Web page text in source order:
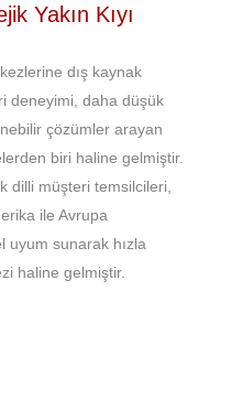
Yakın Kıyı
dış kaynak
deneyimi, daha düşük
çözümler arayan
biri haline gelmiştir.
dilli müşteri temsilcileri,
ile Avrupa
uyum sunarak hızla
haline gelmiştir.